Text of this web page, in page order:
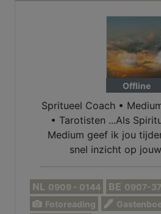
Offline
Spritueel Coach •
• Tarotisten ...Als
Medium geef ik jou
snel inzicht op
NL 0909 - 0144 BE 0907-
Fotoreading